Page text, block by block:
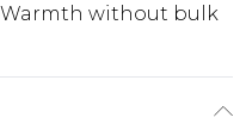
Warmth without bulk